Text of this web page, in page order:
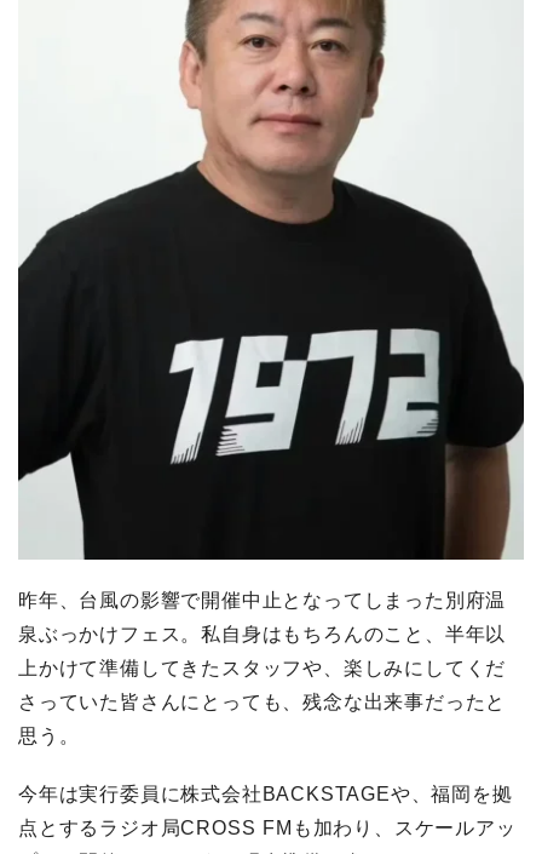
昨年、台風の影響で開催中止となってしまった別府温
泉ぶっかけフェス。私自身はもちろんのこと、半年以
上かけて準備してきたスタッフや、楽しみにしてくだ
さっていた皆さんにとっても、残念な出来事だったと
思う。
今年は実行委員に株式会社BACKSTAGEや、福岡を拠
点とするラジオ局CROSS FMも加わり、スケールアッ